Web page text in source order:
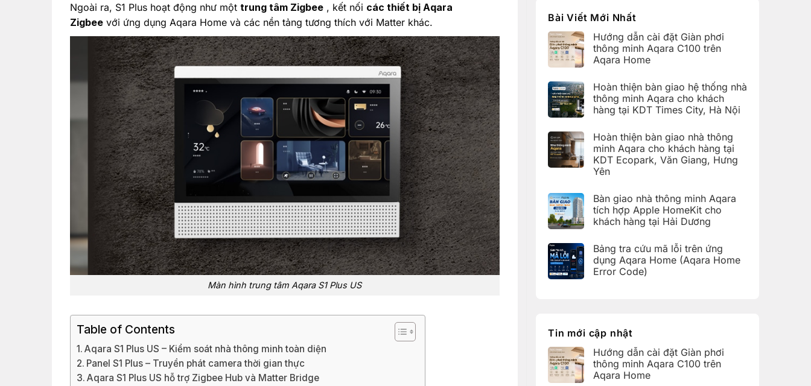
Ngoài ra, S1 Plus hoạt động như một trung tâm Zigbee, kết nối các thiết bị Aqara
Zigbeevới ứng dụng Aqara Home và các nền tảng tương thích với Matter khác.
Màn hình trung tâm Aqara S1 Plus US
Table of Contents
Aqara S1 Plus US – Kiểm soát nhà thông minh toàn diện
Panel S1 Plus – Truyền phát camera thời gian thực
Aqara S1 Plus US hỗ trợ Zigbee Hub và Matter Bridge
Bài Viết Mới Nhất
Hướng dẫn cài đặt Giàn phơi
thông minh Aqara C100 trên
Aqara Home
bình
luận
ở
Hướng
đặt
Giàn
phơi
thông
minh
Aqara
Aqara
Home
Hoàn thiện bàn giao hệ thống nhà
thông minh Aqara cho khách
hàng tại KDT Times City, Hà Nội
bình
luận
ở
Hoàn
thiện
bàn
thống
nhà
thông
minh
khách
hàng
tại
KDT
Hoàn thiện bàn giao nhà thông
minh Aqara cho khách hàng tại
KDT Ecopark, Văn Giang, Hưng
Yên
bình
luận
ở
Hoàn
giao
nhà
thông
minh
Aqara
Văn
Giang,
Hưng
Yên
Bàn giao nhà thông minh Aqara
tích hợp Apple HomeKit cho
khách hàng tại Hải Dương
bình
luận
ở
Bàn
hợp
Apple
cho
khách
hàng
tại
Bảng tra cứu mã lỗi trên ứng
dụng Aqara Home (Aqara Home
Error Code)
tra
cứu
lỗi
trên
ứng
dụng
Tin mới cập nhật
Hướng dẫn cài đặt Giàn phơi
thông minh Aqara C100 trên
Aqara Home